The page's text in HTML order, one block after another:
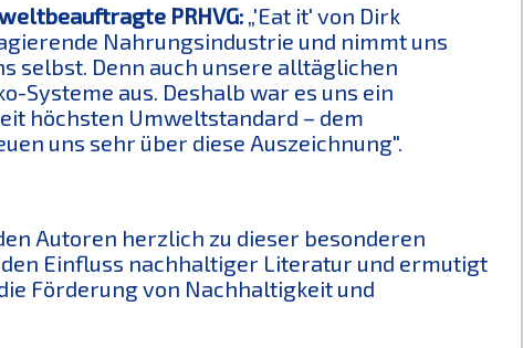
PRHVG: „'Eat it' von Dirk
Nahrungsindustrie und nimmt uns
selbst. Denn auch unsere alltäglichen
Systeme aus. Deshalb war es uns ein
höchsten Umweltstandard – dem
uns sehr über diese Auszeichnung".
Autoren herzlich zu dieser besonderen
Einfluss nachhaltiger Literatur und ermutigt
Förderung von Nachhaltigkeit und